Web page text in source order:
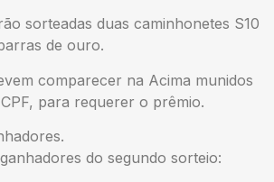
sorteadas duas caminhonetes S10
de ouro.
comparecer na Acima munidos
para requerer o prêmio.
do segundo sorteio: